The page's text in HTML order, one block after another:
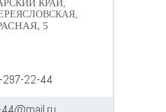
КРАЙ,
5
297-22-44